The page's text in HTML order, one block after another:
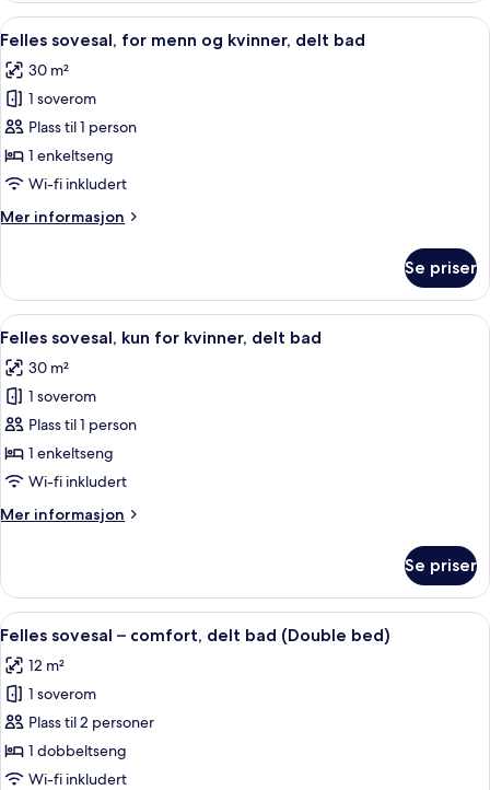
senior
Åpne
alle
bildene
av
Felles
sovesal,
for
og
bad
Sengetøy av topp kvalitet,
7
Felles sovesal, for menn og kvinner, delt bad
30 m²
1 soverom
Plass til 1 person
1 enkeltseng
Wi-fi inkludert
Mer informasjon
Mer
sovesal,
for
menn
kvinner,
delt
bad
Se priser
Åpne
alle
bildene
av
Felles
sovesal,
kun
kvinner,
Sengetøy av topp kvalitet,
8
Felles sovesal, kun for kvinner, delt bad
30 m²
1 soverom
Plass til 1 person
1 enkeltseng
Wi-fi inkludert
Mer informasjon
Mer
sovesal,
kun
for
delt
bad
Se priser
Åpne
alle
bildene
av
Felles
sovesal
–
Sengetøy av topp kvalitet,
6
Felles sovesal – comfort, delt bad (Double bed)
12 m²
1 soverom
Plass til 2 personer
1 dobbeltseng
Wi-fi inkludert